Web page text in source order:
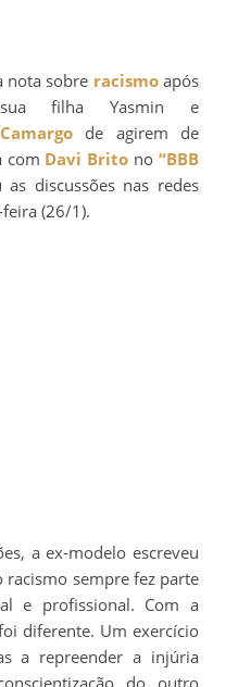
nota sobre racismoapós
sua filha Yasmin e
de agirem de
com Davi Brito no“BBB
as discussões nas redes
(26/1).
a ex-modelo escreveu
racismo sempre fez parte
e profissional. Com a
diferente. Um exercício
a repreender a injúria
do outro